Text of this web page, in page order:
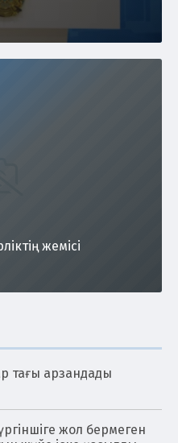
тағы арзандады
жол бермеген
жемісі